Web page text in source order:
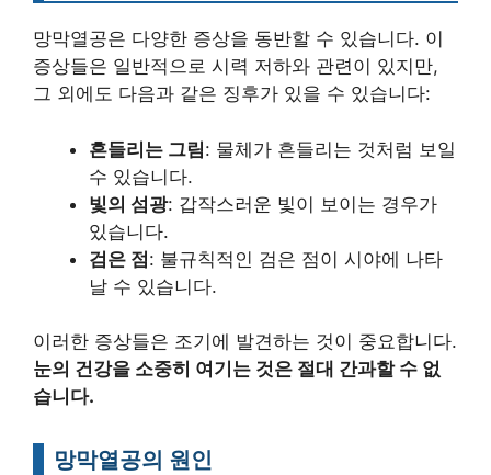
망막열공은 다양한 증상을 동반할 수 있습니다. 이
증상들은 일반적으로 시력 저하와 관련이 있지만,
그 외에도 다음과 같은 징후가 있을 수 있습니다:
흔들리는 그림: 물체가 흔들리는 것처럼 보일
수 있습니다.
빛의 섬광: 갑작스러운 빛이 보이는 경우가
있습니다.
검은 점: 불규칙적인 검은 점이 시야에 나타
날 수 있습니다.
이러한 증상들은 조기에 발견하는 것이 중요합니다.
눈의 건강을 소중히 여기는 것은 절대 간과할 수 없
습니다.
망막열공의 원인